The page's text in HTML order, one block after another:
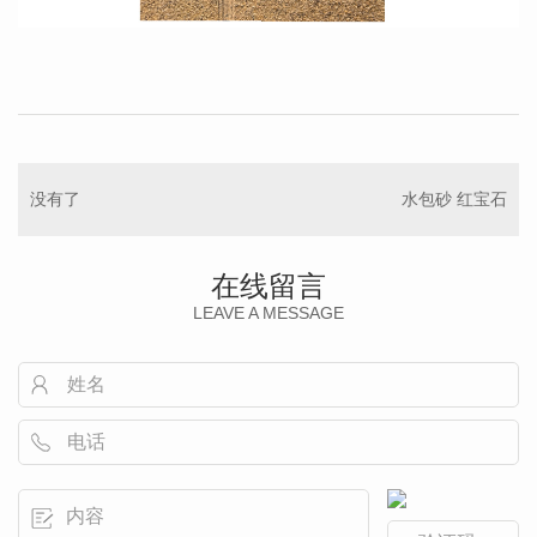
没有了 水包砂 红宝石
在线留言
LEAVE A MESSAGE